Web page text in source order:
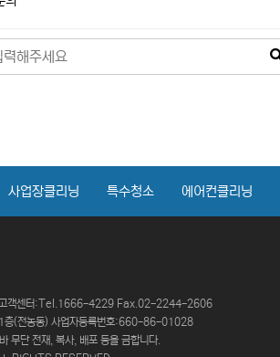
사업장클리닝 특수청소 에어컨클리닝
고객센터:Tel.1666-4229 Fax.02-2244-2606
층(전농동) 사업자등록번호:660-86-01028
무단 전재, 복사, 배포 등을 금합니다.